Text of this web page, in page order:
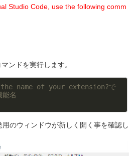
Studio Code, use the following comm
ンドを実行します。
name of your extension?で
能名
のウィンドウが新しく開く事を確認し